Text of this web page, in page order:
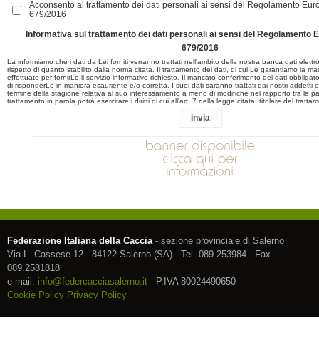
Acconsento al trattamento dei dati personali ai sensi del Regolamento
679/2016
Informativa sul trattamento dei dati personali ai sensi del Regolamento
679/2016
La informiamo che i dati da Lei forniti verranno trattati nell'ambito della nostra banca dati
rispetto di quanto stabilito dalla norma citata. Il trattamento dei dati, di cui Le garantiamo la
effettuato per fornirLe il servizio informativo richiesto. Il mancato conferimento dei dati
di risponderLe in maniera esauriente e/o corretta. I suoi dati saranno trattati dai nostri addetti
termine della stagione relativa al suo interessamento a meno di modifiche nel rapporto tra le
trattamento in parola potrà esercitare i diritti di cui all'art. 7 della legge citata; titolare del
Federazione Italiana della Caccia- sezione provinciale di Salerno
Via L. Cassese 12 - 84122 Salerno (SA) - Tel. 089.253984 - Fax
089.2581818
e-mail: info@federcacciasalerno.it - P.IVA 80024490650
Cookie Policy Privacy Policy